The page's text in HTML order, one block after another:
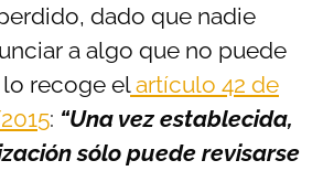
dado que nadie
a algo que no puede
lo recoge elartículo 42 de
: “Una vez establecida,
sólo puede revisarse